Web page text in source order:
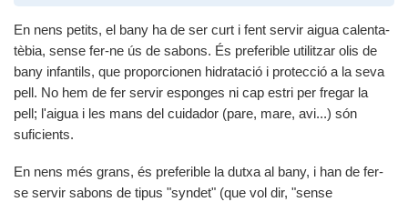
En nens petits, el bany ha de ser curt i fent servir aigua calenta-
tèbia, sense fer-ne ús de sabons. És preferible utilitzar olis de
bany infantils, que proporcionen hidratació i protecció a la seva
pell. No hem de fer servir esponges ni cap estri per fregar la
pell; l'aigua i les mans del cuidador (pare, mare, avi...) són
suficients.
En nens més grans, és preferible la dutxa al bany, i han de fer-
se servir sabons de tipus "syndet" (que vol dir, "sense